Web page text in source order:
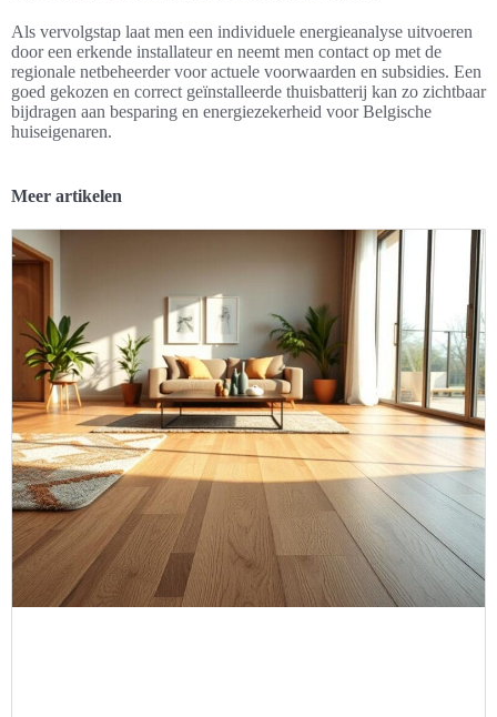
Als vervolgstap laat men een individuele energieanalyse uitvoeren
door een erkende installateur en neemt men contact op met de
regionale netbeheerder voor actuele voorwaarden en subsidies. Een
goed gekozen en correct geïnstalleerde thuisbatterij kan zo zichtbaar
bijdragen aan besparing en energiezekerheid voor Belgische
huiseigenaren.
Meer artikelen